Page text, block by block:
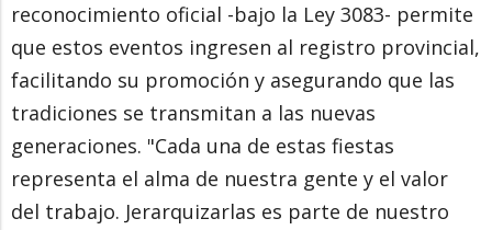
reconocimiento oficial -bajo la Ley 3083- permite
que estos eventos ingresen al registro provincial,
facilitando su promoción y asegurando que las
tradiciones se transmitan a las nuevas
generaciones. "Cada una de estas fiestas
representa el alma de nuestra gente y el valor
del trabajo. Jerarquizarlas es parte de nuestro